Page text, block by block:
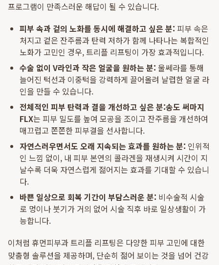
프로그램이 만족스러운 해답이 될 수 있습니다.
피부 속과 겉의 노화를 동시에 해결하고 싶은 분: 피부 속은
처지고 겉은 잔주름과 탄력 저하가 함께 나타나는 복합적인
노화가 고민인 경우, 트리플 리프팅이 가장 효과적입니다.
수술 없이 V라인과 작은 얼굴을 원하는 분: 울쎄라를 통해
늘어진 턱선과 이중턱을 강력하게 끌어올려 날렵한 얼굴 라
인을 만들 수 있습니다.
전체적인 피부 탄력과 결을 개선하고 싶은 분:송도 써마지
FLX는 피부 밀도를 높여 모공을 조이고 잔주름을 개선하여
매끄럽고 쫀쫀한 피부결을 선사합니다.
자연스러우면서도 오래 지속되는 효과를 원하는 분: 인위적
인 느낌 없이, 내 피부 본연의 콜라겐을 재생시켜 시간이 지
날수록 더욱 자연스럽게 젊어지는 효과를 기대할 수 있습니
다.
바쁜 일상으로 회복 기간이 부담스러운 분: 비수술적 시술
로 멍이나 붓기가 거의 없어 시술 직후 바로 일상생활이 가
능합니다.
이처럼 휴먼피부과 트리플 리프팅은 다양한 피부 고민에 대한
맞춤형 솔루션을 제공하며, 단순히 젊어 보이는 것을 넘어 건강